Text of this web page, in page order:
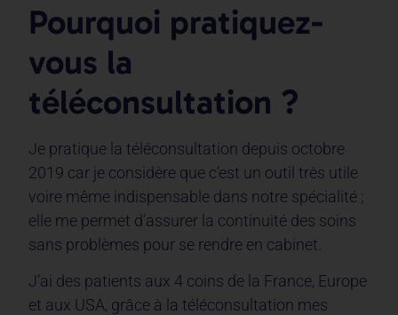
Pourquoi pratiquez-
vous la
téléconsultation ?
Je pratique la téléconsultation depuis octobre
2019 car je considère que c’est un outil très utile
voire même indispensable dans notre spécialité ;
elle me permet d’assurer la continuité des soins
sans problèmes pour se rendre en cabinet.
J’ai des patients aux 4 coins de la France, Europe
et aux USA, grâce à la téléconsultation mes